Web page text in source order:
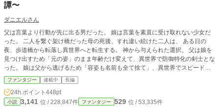
譚〜
ダニエルさん
父は言葉より行動が先に出る男だった。 娘は言葉を素直に受け取れない少女だ
った。 二人を繋ぐ架け橋だった母の死後、すれ違い続けた二人は、 ある日の
夜、歩道橋から転落し異世界へと転生する。 神から与えられた選択。 父は娘を
見つけ出すため「元の姿」のまま年齢だけ変えて、異世界で防御特化の剣士とな
った。 娘は父から逃げるため「容姿も名前も全て捨て」、異世界でスピード特
化の拳法家となった。 そして、同じ世界でパーティを組むことになった二人。
しかし、父は目の前にいる少女が愛娘だとは全く気づかない。 「仲間は俺が死
んでも守る」 前世で救えなかった後悔を胸に、 身を挺して無自覚に娘を過保護
に護り抜く不器用な父。 正体がバレたら終わると焦りつつも、その圧倒的な安
ファンタジー 連載中 長編
24h.ポイント 448pt
小説 3,141 位 / 228,847件 ファンタジー 529 位 / 53,335件